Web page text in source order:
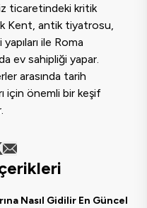
ticaretindeki kritik
Kent, antik tiyatrosu,
ile Roma
ev sahipliği yapar.
arasında tarih
için önemli bir keşif
Nasıl Gidilir En Güncel